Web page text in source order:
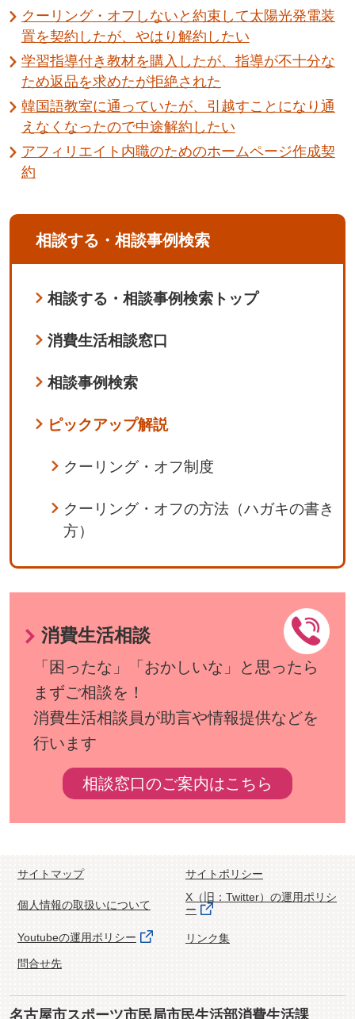
クーリング・オフしないと約束して太陽光発電装
置を契約したが、やはり解約したい
学習指導付き教材を購入したが、指導が不十分な
ため返品を求めたが拒絶された
韓国語教室に通っていたが、引越すことになり通
えなくなったので中途解約したい
アフィリエイト内職のためのホームページ作成契
約
相談する・相談事例検索
相談する・相談事例検索トップ
消費生活相談窓口
相談事例検索
ピックアップ解説
クーリング・オフ制度
クーリング・オフの方法（ハガキの書き
方）
消費生活相談
「困ったな」「おかしいな」と思ったら
まずご相談を！
消費生活相談員が助言や情報提供などを
行います
相談窓口のご案内はこちら
サイトマップ サイトポリシー
個人情報の取扱いについて
X（旧：Twitter）の運用ポリシ
ー
Youtubeの運用ポリシー
リンク集
問合せ先
名古屋市スポーツ市民局市民生活部消費生活課